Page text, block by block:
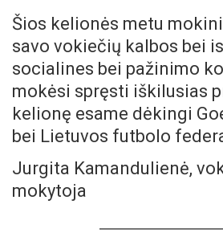
Šios kelionės metu
savo vokiečių kalbos bei
socialines bei pažinimo
mokėsi spręsti iškilusias
kelionę esame dėkingi
bei Lietuvos futbolo
Jurgita Kamandulienė,
mokytoja